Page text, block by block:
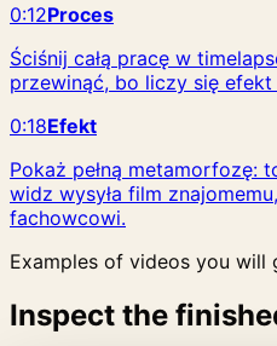
0:12Proces
Ściśnij całą pracę w
przewinąć, bo liczy się efekt
0:18Efekt
Pokaż pełną metamorfozę:
widz wysyła film
fachowcowi.
Examples of videos you will
Inspect the